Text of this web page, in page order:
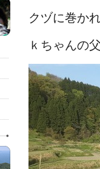
クヅに巻か
ｋちゃんの